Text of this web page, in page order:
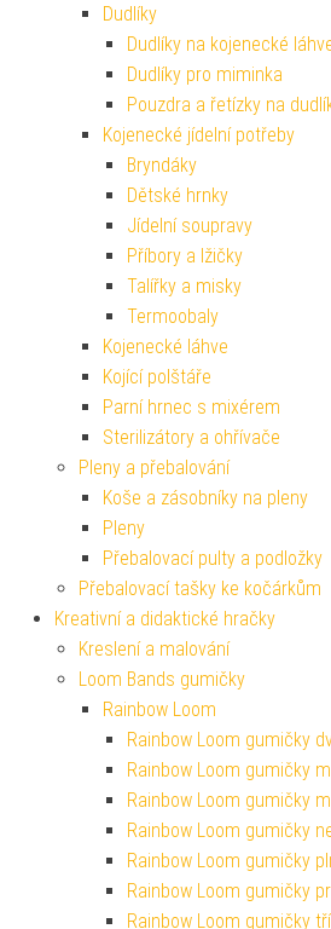
Dudlíky
Dudlíky na kojenecké
Dudlíky pro miminka
Pouzdra a řetízky na
Kojenecké jídelní potřeby
Bryndáky
Dětské hrnky
Jídelní soupravy
Příbory a lžičky
Talířky a misky
Termoobaly
Kojenecké láhve
Kojící polštáře
Parní hrnec s mixérem
Sterilizátory a ohřívače
Pleny a přebalování
Koše a zásobníky na pleny
Pleny
Přebalovací pulty a podložky
Přebalovací tašky ke kočárkům
Kreativní a didaktické hračky
Kreslení a malování
Loom Bands gumičky
Rainbow Loom
Rainbow Loom gumičky
Rainbow Loom gumičky
Rainbow Loom gumičky
Rainbow Loom gumičky
Rainbow Loom gumičky
Rainbow Loom gumičky
Rainbow Loom gumičky